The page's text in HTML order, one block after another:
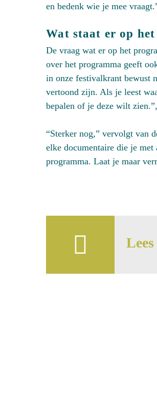
en bedenk wie je mee
Wat staat er op
De vraag wat er op het
over het programma geeft
in onze festivalkrant bewust
vertoond zijn. Als je leest
bepalen of je deze wilt
“Sterker nog,” vervolgt van
elke documentaire die je
programma. Laat je maar